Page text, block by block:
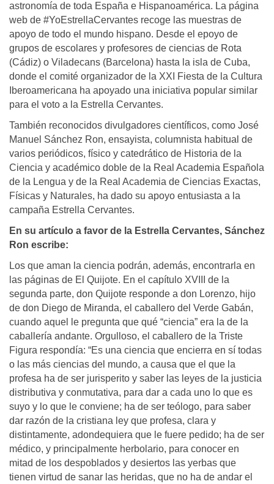
astronomía de toda España e Hispanoamérica. La página
web de #YoEstrellaCervantes recoge las muestras de
apoyo de todo el mundo hispano. Desde el epoyo de
grupos de escolares y profesores de ciencias de Rota
(Cádiz) o Viladecans (Barcelona) hasta la isla de Cuba,
donde el comité organizador de la XXI Fiesta de la Cultura
Iberoamericana ha apoyado una iniciativa popular similar
para el voto a la Estrella Cervantes.
También reconocidos divulgadores científicos, como José
Manuel Sánchez Ron, ensayista, columnista habitual de
varios periódicos, físico y catedrático de Historia de la
Ciencia y académico doble de la Real Academia Española
de la Lengua y de la Real Academia de Ciencias Exactas,
Físicas y Naturales, ha dado su apoyo entusiasta a la
campaña Estrella Cervantes.
En su artículo a favor de la Estrella Cervantes, Sánchez
Ron escribe:
Los que aman la ciencia podrán, además, encontrarla en
las páginas de El Quijote. En el capítulo XVIII de la
segunda parte, don Quijote responde a don Lorenzo, hijo
de don Diego de Miranda, el caballero del Verde Gabán,
cuando aquel le pregunta que qué “ciencia” era la de la
caballería andante. Orgulloso, el caballero de la Triste
Figura respondía: “Es una ciencia que encierra en sí todas
o las más ciencias del mundo, a causa que el que la
profesa ha de ser jurisperito y saber las leyes de la justicia
distributiva y conmutativa, para dar a cada uno lo que es
suyo y lo que le conviene; ha de ser teólogo, para saber
dar razón de la cristiana ley que profesa, clara y
distintamente, adondequiera que le fuere pedido; ha de ser
médico, y principalmente herbolario, para conocer en
mitad de los despoblados y desiertos las yerbas que
tienen virtud de sanar las heridas, que no ha de andar el